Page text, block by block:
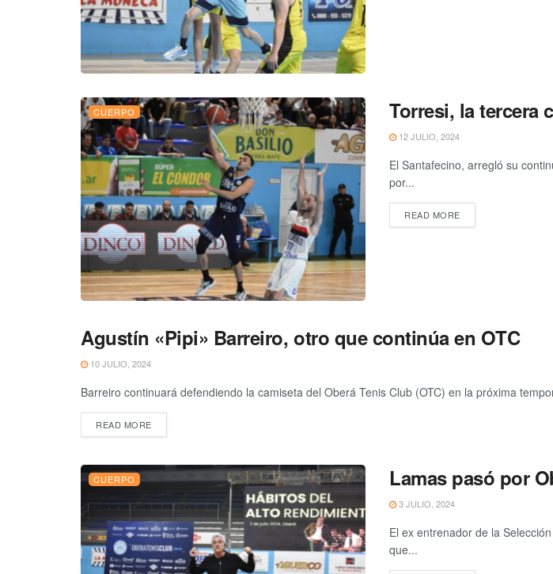
CUERPO Torresi, la tercera
12 JULIO, 2024
El Santafecino, arregló su
por...
READ MORE
CUERPO
Agustín «Pipi» Barreiro, otro que continúa en OTC
10 JULIO, 2024
Barreiro continuará defendiendo la camiseta del Oberá Tenis Club (OTC) en la próxima
READ MORE
CUERPO Lamas pasó por
3 JULIO, 2024
El ex entrenador de la
que...